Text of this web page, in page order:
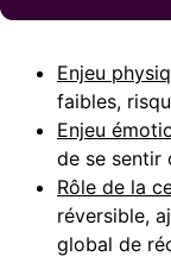
Enjeu
faibles,
Enjeu
de se sentir
Rôle de la
réversible,
global de